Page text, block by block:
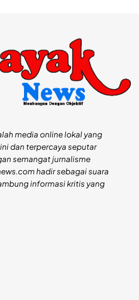
media online lokal yang
dan terpercaya seputar
semangat jurnalisme
hadir sebagai suara
informasi kritis yang